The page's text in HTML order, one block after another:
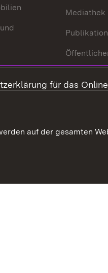
Mediathek
für das
auf der gesamten